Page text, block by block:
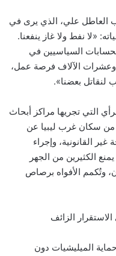
العاطل علي، الذي يرى في
«لا نفط ولا غاز ينفعنا.
السياسيين في
وعشرات الآلاف فرصة عمل،
لنقاتل بعضنا».
التي تجريها مراكز أبحاث
من سكان غرب ليبيا عن
القانونية، وإجراء
الكثيرين من الجهر
وتُكمم الأفواه برصاص
الزائف
الميليشيات دون